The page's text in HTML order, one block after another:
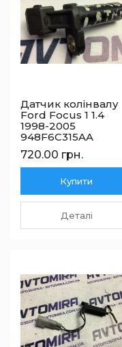
Датчик колінвалу
Ford Focus 1 1.4
1998-2005
948F6C315AA
720.00 грн.
Купити
Деталі